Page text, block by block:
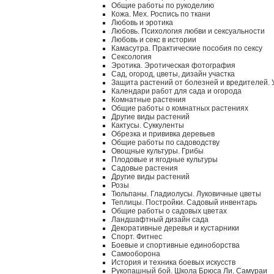
Общие работы по рукоделию
Кожа. Мех. Роспись по ткани
Любовь и эротика
Любовь. Психология любви и сексуальности
Любовь и секс в истории
Камасутра. Практические пособия по сексу
Сексология
Эротика. Эротическая фотография
Сад, огород, цветы, дизайн участка
Защита растений от болезней и вредителей.
Календари работ для сада и огорода
Комнатные растения
Общие работы о комнатных растениях
Другие виды растений
Кактусы. Суккуленты
Обрезка и прививка деревьев
Общие работы по садоводству
Овощные культуры. Грибы
Плодовые и ягодные культуры
Садовые растения
Другие виды растений
Розы
Тюльпаны. Гладиолусы. Луковичные цветы
Теплицы. Постройки. Садовый инвентарь
Общие работы о садовых цветах
Ландшафтный дизайн сада
Декоративные деревья и кустарники
Спорт. Фитнес
Боевые и спортивные единоборства
Самооборона
История и техника боевых искусств
Рукопашный бой. Школа Брюса Ли. Самураи